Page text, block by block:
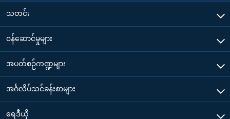
သတင်း
၀န်ဆောင်မှုများ
အပတ်စဉ်ကဏ္ဍများ
အင်္ဂလိပ်သင်ခန်းစာများ
ရေဒီယို